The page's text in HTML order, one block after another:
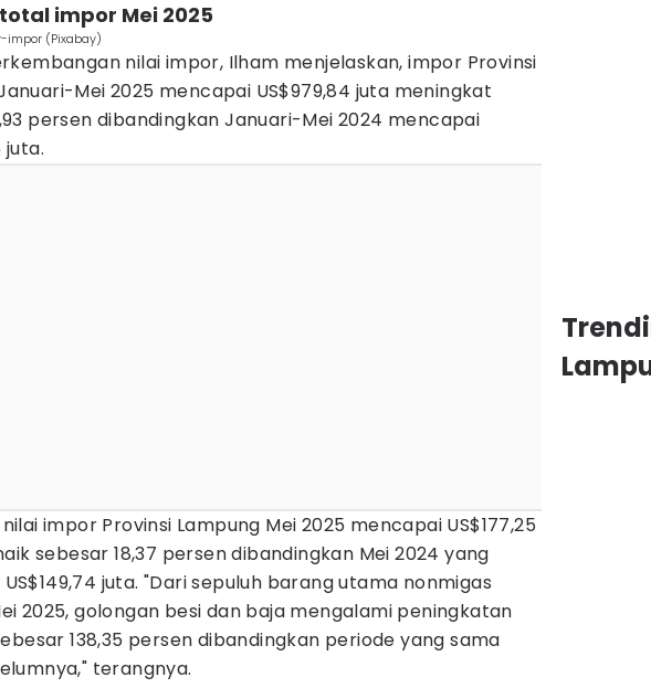
impor Mei 2025
impor (Pixabay)
nilai impor, Ilham menjelaskan, impor Provinsi
Mei 2025 mencapai US$979,84 juta meningkat
persen dibandingkan Januari-Mei 2024 mencapai
juta.
impor Provinsi Lampung Mei 2025 mencapai US$177,25
sebesar 18,37 persen dibandingkan Mei 2024 yang
juta. "Dari sepuluh barang utama nonmigas
2025, golongan besi dan baja mengalami peningkatan
138,35 persen dibandingkan periode yang sama
terangnya.